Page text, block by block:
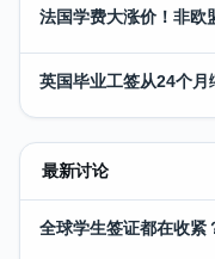
法国学费大涨价！非欧
英国毕业工签从24个
最新讨论
全球学生签证都在收紧